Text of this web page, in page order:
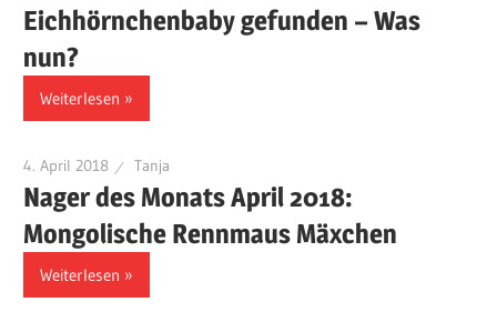
Eichhörnchenbaby gefunden – Was
nun?
Weiterlesen
4. April 2018 Tanja
Nager des Monats April 2018:
Mongolische Rennmaus Mäxchen
Weiterlesen